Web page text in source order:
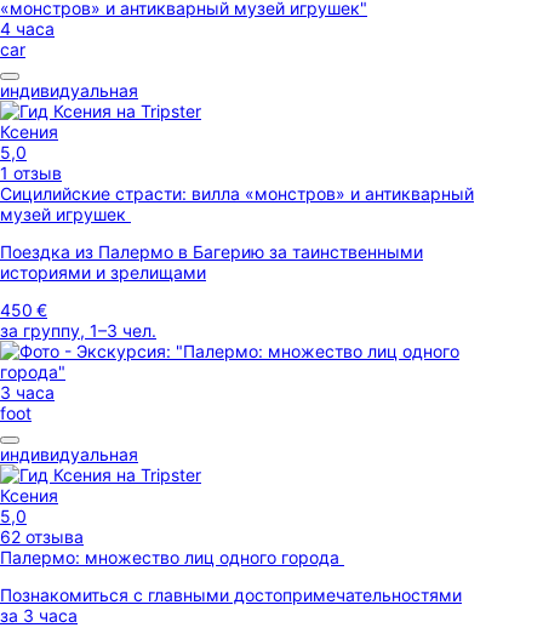
4 часа
car
индивидуальная
Ксения
5,0
1 отзыв
Сицилийские страсти: вилла «монстров» и антикварный
музей игрушек
Поездка из Палермо в Багерию за таинственными
историями и зрелищами
450 €
за группу, 1–3 чел.
3 часа
foot
индивидуальная
Ксения
5,0
62 отзыва
Палермо: множество лиц одного города
Познакомиться с главными достопримечательностями
за 3 часа